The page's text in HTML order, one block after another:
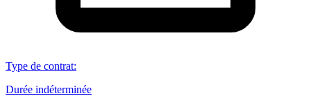
Type de contrat:
Durée indéterminée